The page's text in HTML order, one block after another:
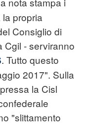
propria
Consiglio di
Cgil - serviranno
. Tutto questo
2017". Sulla
la Cisl
"slittamento